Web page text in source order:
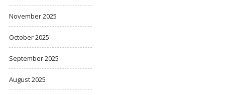
November 2025
October 2025
September 2025
August 2025